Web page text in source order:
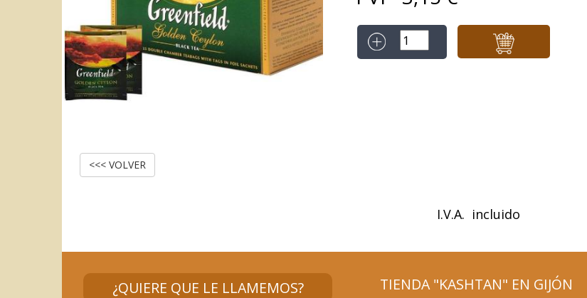
<<< VOLVER
I.V.A. incluido
¿QUIERE QUE LE LLAMEMOS? TIENDA "KASHTAN" EN GIJÓN